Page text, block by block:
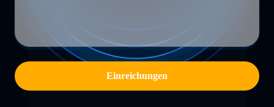
Einreichungen